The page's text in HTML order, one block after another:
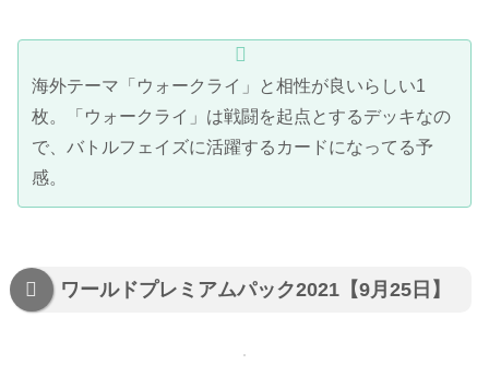
海外テーマ「ウォークライ」と相性が良いらしい1
枚。「ウォークライ」は戦闘を起点とするデッキなの
で、バトルフェイズに活躍するカードになってる予
感。
ワールドプレミアムパック2021【9月25日】